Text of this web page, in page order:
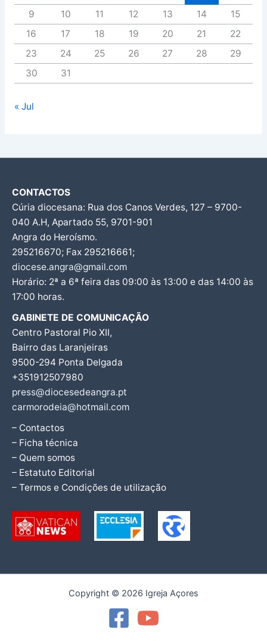
9
10 11 12 13 14
15
16
17 18 19 20 21
22
23
24 25 26 27 28
29
30
31
« Jul
CONTACTOS
Cúria diocesana: Rua dos Canos Verdes, 127 – 9700-
040 A.H, Apartado 55, 9701-901
Angra do Heroísmo.
295216670; Fax 295216661;
diocese.angra@gmail.com
Horário: 2ª a 6ª feira das 09:00 às 13:00 e das 14:00 às
17:00 horas.
GABINETE DE COMUNICAÇÃO
Centro Pastoral Pio XII,
Bairro das Laranjeiras
9500-294 Ponta Delgada
+351912507980
press@diocesedeangra.pt
carmorodeia@hotmail.com
– Contactos
– Ficha técnica
– Quem somos
– Estatuto Editorial
– Termos e Condições de utilização
Copyright © 2026 Igreja Açores